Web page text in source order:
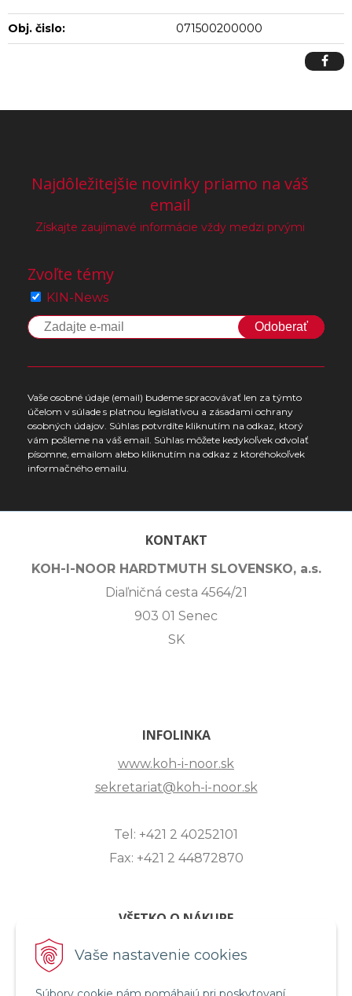
Vaše nastavenie cookies
Obj. čislo: 071500200000
Najdôležitejšie novinky priamo na váš
email
Získajte zaujímavé informácie vždy medzi prvými
Zvoľte témy
KIN-News
Odoberať
Vaše osobné údaje (email) budeme spracovávať len za týmto
účelom v súlade s platnou legislatívou a zásadami ochrany
osobných údajov. Súhlas potvrdíte kliknutím na odkaz, ktorý
vám pošleme na váš email. Súhlas môžete kedykoľvek odvolať
písomne, emailom alebo kliknutím na odkaz z ktoréhokoľvek
informačného emailu.
KONTAKT
KOH-I-NOOR HARDTMUTH SLOVENSKO, a.s.
Diaľničná cesta 4564/21
903 01 Senec
SK
INFOLINKA
www.koh-i-noor.sk
sekretariat@koh-i-noor.sk
Tel: +421 2 40252101
Fax: +421 2 44872870
VŠETKO O NÁKUPE
ZASLANIE OTÁZKY